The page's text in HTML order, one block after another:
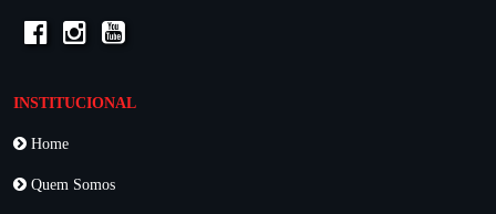
INSTITUCIONAL
Home
Quem Somos